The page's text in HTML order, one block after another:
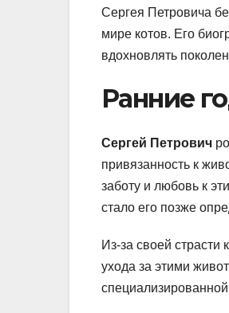
Сергея Петровича
мире котов. Его
вдохновлять
Ранние
Сергей Петрович
привязанность к
заботу и любовь к
стало его позже
Из-за своей
ухода за этими